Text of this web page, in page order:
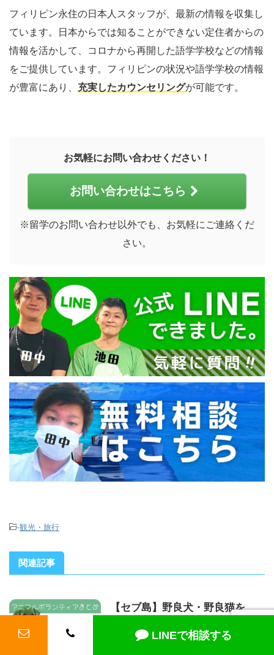
フィリピン永住の日本人スタッフが、最新の情報を収集し
ています。日本からでは知ることができない定住者からの
情報を活かして、コロナから再開した語学学校などの情報
をご提供しています。フィリピンの状況や語学学校の情報
が豊富にあり、 充実したカウンセリングが可能です。
お気軽にお問い合わせください！
お問い合わせはこちら
※留学のお問い合わせ以外でも、お気軽にご連絡くだ
さい。
-観光・旅行
関連記事
【セブ島】野良犬・野良猫を
フィリピン・セブ島で野良犬・野良猫を助
LINEで相談する